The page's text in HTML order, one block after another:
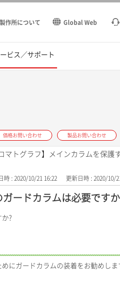
作所について Global Web
ビス／サポート
価格お問い合わせ 製品お問い合わせ
マトグラフ】メインカラムを保護
時 : 2020/10/21 16:22 更新日時 : 2020/10/
ードカラムは必要です
?
にガードカラムの装着をお勧めしま